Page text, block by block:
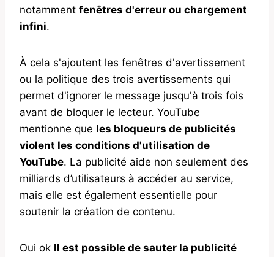
notamment fenêtres d'erreur ou chargement
infini.
À cela s'ajoutent les fenêtres d'avertissement
ou la politique des trois avertissements qui
permet d'ignorer le message jusqu'à trois fois
avant de bloquer le lecteur. YouTube
mentionne que les bloqueurs de publicités
violent les conditions d'utilisation de
YouTube. La publicité aide non seulement des
milliards d’utilisateurs à accéder au service,
mais elle est également essentielle pour
soutenir la création de contenu.
Oui ok Il est possible de sauter la publicité